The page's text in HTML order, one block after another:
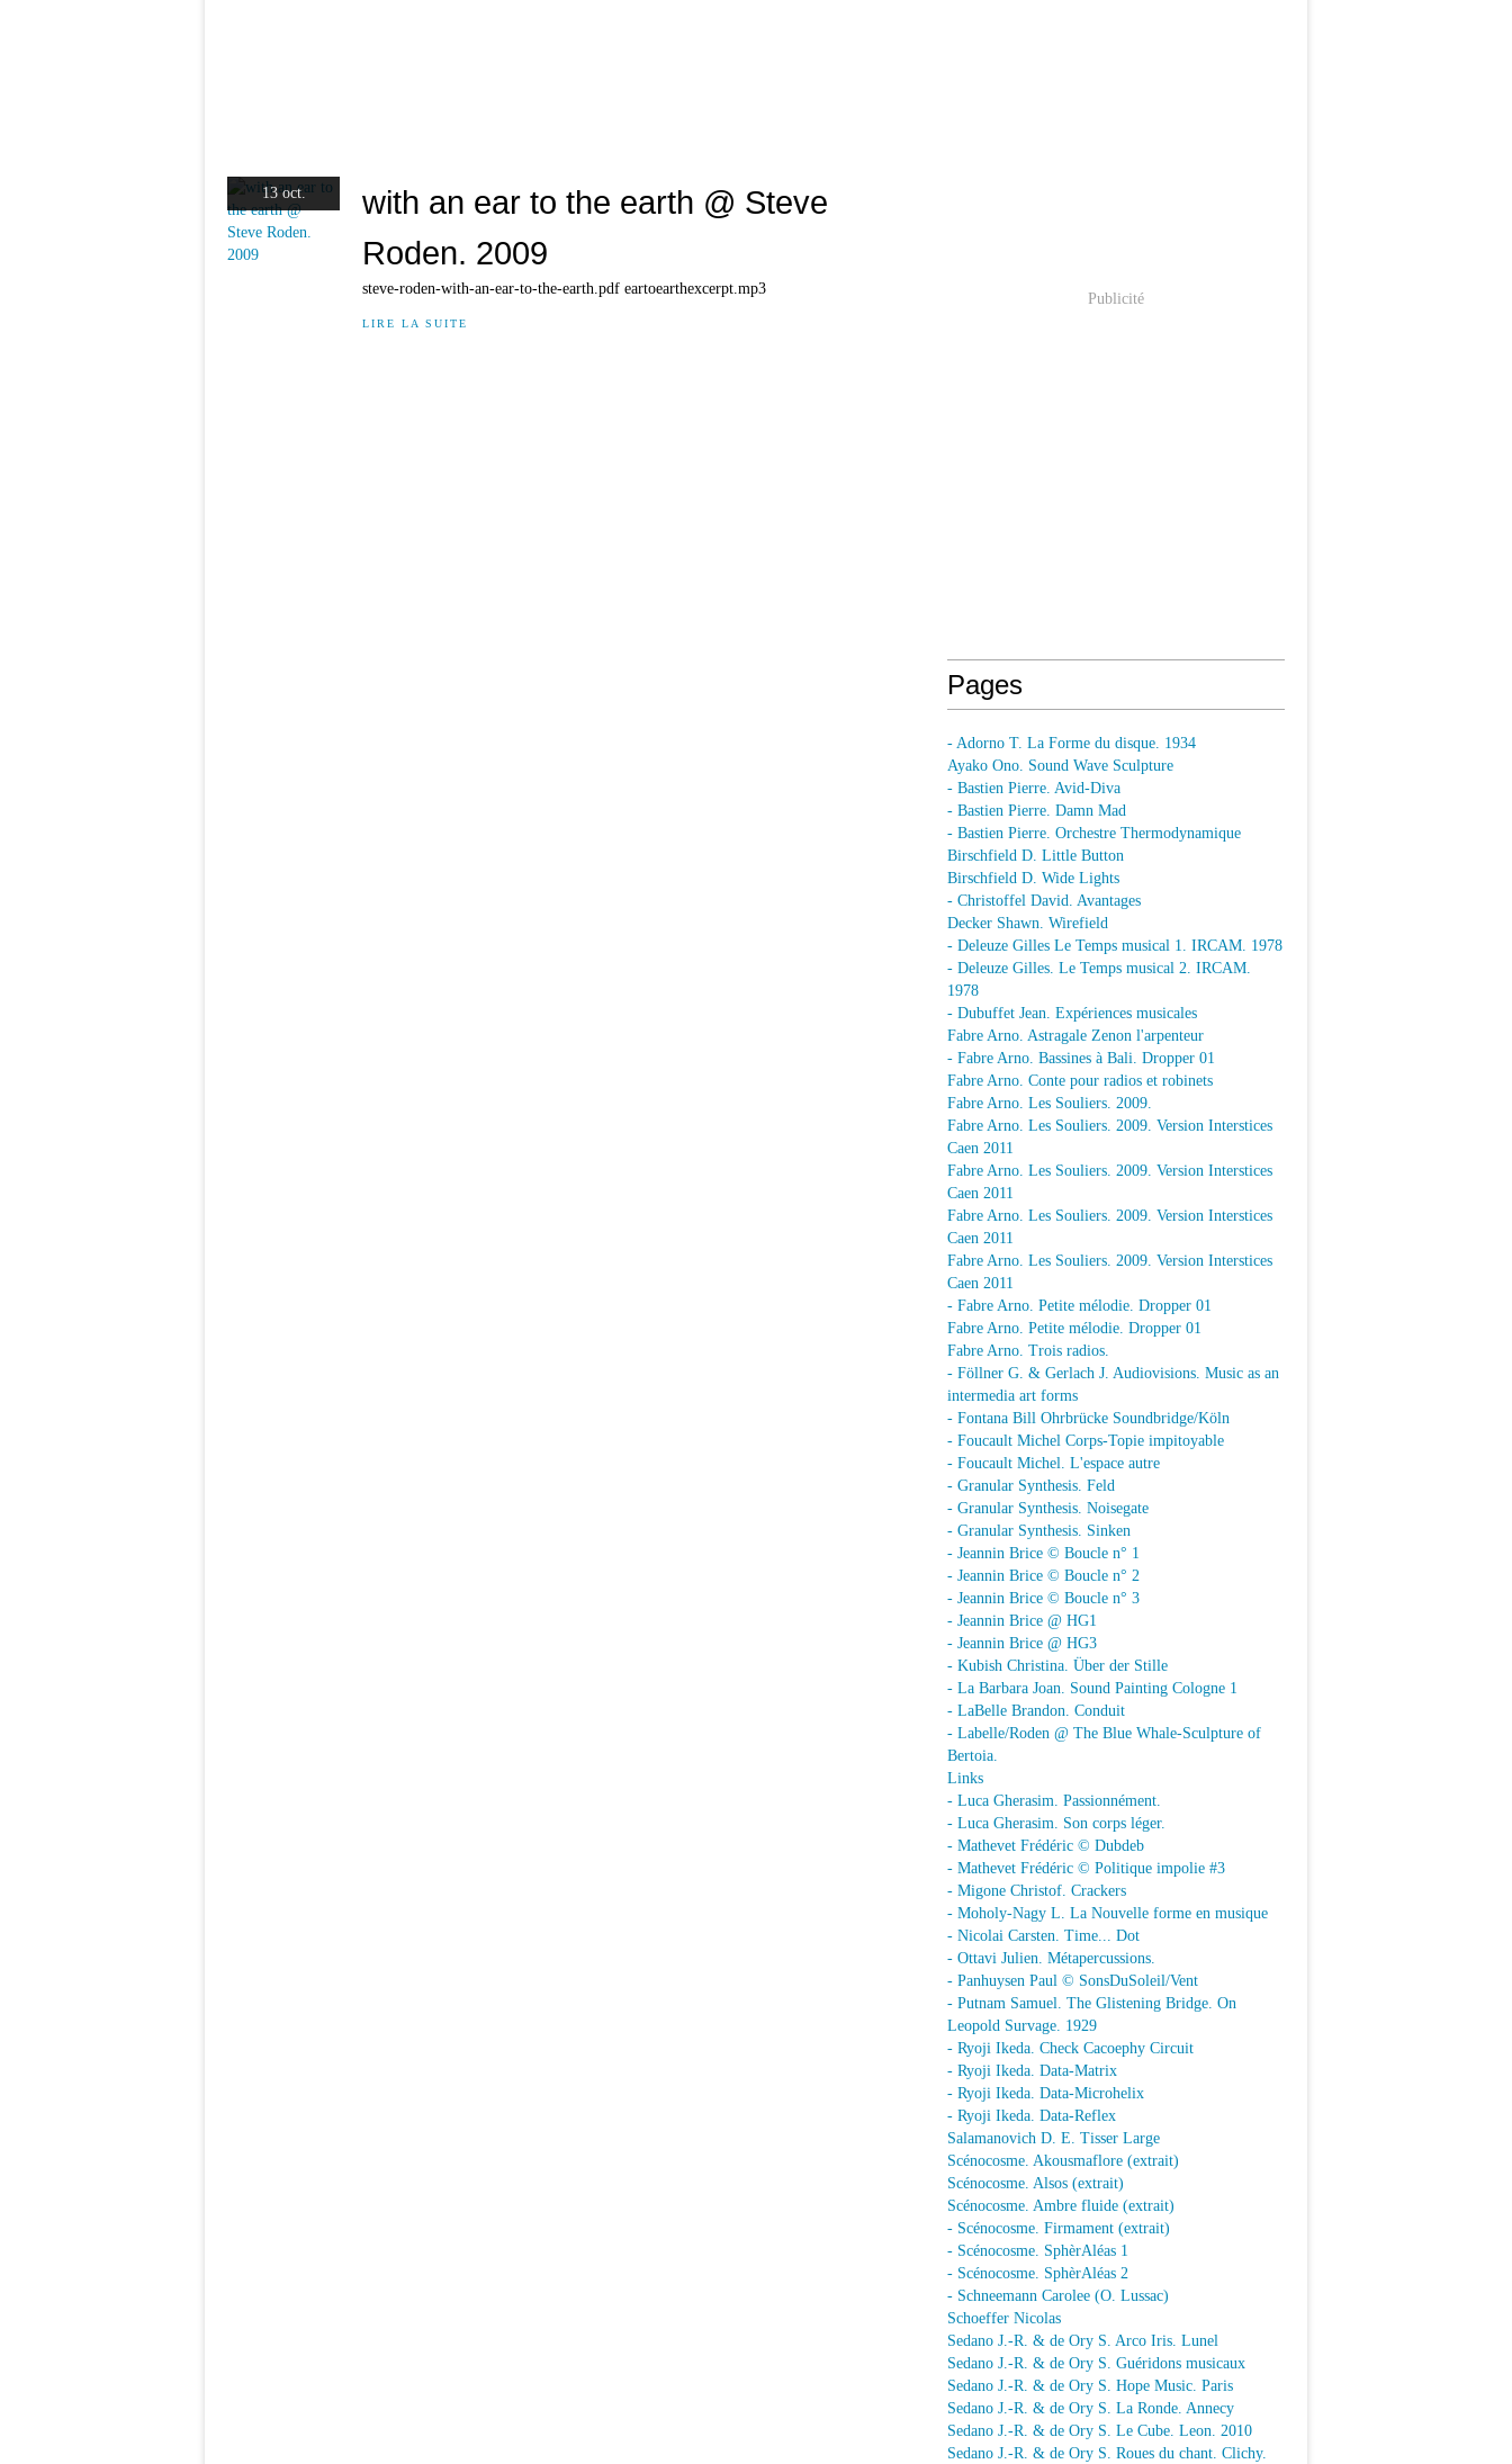
13 oct.
with an ear to the earth @ Steve
Roden. 2009
steve-roden-with-an-ear-to-the-earth.pdf eartoearthexcerpt.mp3
LIRE LA SUITE
Publicité
Pages
- Adorno T. La Forme du disque. 1934
Ayako Ono. Sound Wave Sculpture
- Bastien Pierre. Avid-Diva
- Bastien Pierre. Damn Mad
- Bastien Pierre. Orchestre Thermodynamique
Birschfield D. Little Button
Birschfield D. Wide Lights
- Christoffel David. Avantages
Decker Shawn. Wirefield
- Deleuze Gilles Le Temps musical 1. IRCAM. 1978
- Deleuze Gilles. Le Temps musical 2. IRCAM.
1978
- Dubuffet Jean. Expériences musicales
Fabre Arno. Astragale Zenon l'arpenteur
- Fabre Arno. Bassines à Bali. Dropper 01
Fabre Arno. Conte pour radios et robinets
Fabre Arno. Les Souliers. 2009.
Fabre Arno. Les Souliers. 2009. Version Interstices
Caen 2011
Fabre Arno. Les Souliers. 2009. Version Interstices
Caen 2011
Fabre Arno. Les Souliers. 2009. Version Interstices
Caen 2011
Fabre Arno. Les Souliers. 2009. Version Interstices
Caen 2011
- Fabre Arno. Petite mélodie. Dropper 01
Fabre Arno. Petite mélodie. Dropper 01
Fabre Arno. Trois radios.
- Föllner G. & Gerlach J. Audiovisions. Music as an
intermedia art forms
- Fontana Bill Ohrbrücke Soundbridge/Köln
- Foucault Michel Corps-Topie impitoyable
- Foucault Michel. L'espace autre
- Granular Synthesis. Feld
- Granular Synthesis. Noisegate
- Granular Synthesis. Sinken
- Jeannin Brice © Boucle n° 1
- Jeannin Brice © Boucle n° 2
- Jeannin Brice © Boucle n° 3
- Jeannin Brice @ HG1
- Jeannin Brice @ HG3
- Kubish Christina. Über der Stille
- La Barbara Joan. Sound Painting Cologne 1
- LaBelle Brandon. Conduit
- Labelle/Roden @ The Blue Whale-Sculpture of
Bertoia.
Links
- Luca Gherasim. Passionnément.
- Luca Gherasim. Son corps léger.
- Mathevet Frédéric © Dubdeb
- Mathevet Frédéric © Politique impolie #3
- Migone Christof. Crackers
- Moholy-Nagy L. La Nouvelle forme en musique
- Nicolai Carsten. Time... Dot
- Ottavi Julien. Métapercussions.
- Panhuysen Paul © SonsDuSoleil/Vent
- Putnam Samuel. The Glistening Bridge. On
Leopold Survage. 1929
- Ryoji Ikeda. Check Cacoephy Circuit
- Ryoji Ikeda. Data-Matrix
- Ryoji Ikeda. Data-Microhelix
- Ryoji Ikeda. Data-Reflex
Salamanovich D. E. Tisser Large
Scénocosme. Akousmaflore (extrait)
Scénocosme. Alsos (extrait)
Scénocosme. Ambre fluide (extrait)
- Scénocosme. Firmament (extrait)
- Scénocosme. SphèrAléas 1
- Scénocosme. SphèrAléas 2
- Schneemann Carolee (O. Lussac)
Schoeffer Nicolas
Sedano J.-R. & de Ory S. Arco Iris. Lunel
Sedano J.-R. & de Ory S. Guéridons musicaux
Sedano J.-R. & de Ory S. Hope Music. Paris
Sedano J.-R. & de Ory S. La Ronde. Annecy
Sedano J.-R. & de Ory S. Le Cube. Leon. 2010
Sedano J.-R. & de Ory S. Roues du chant. Clichy.